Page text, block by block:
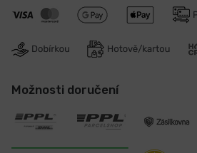
Možnosti doručení